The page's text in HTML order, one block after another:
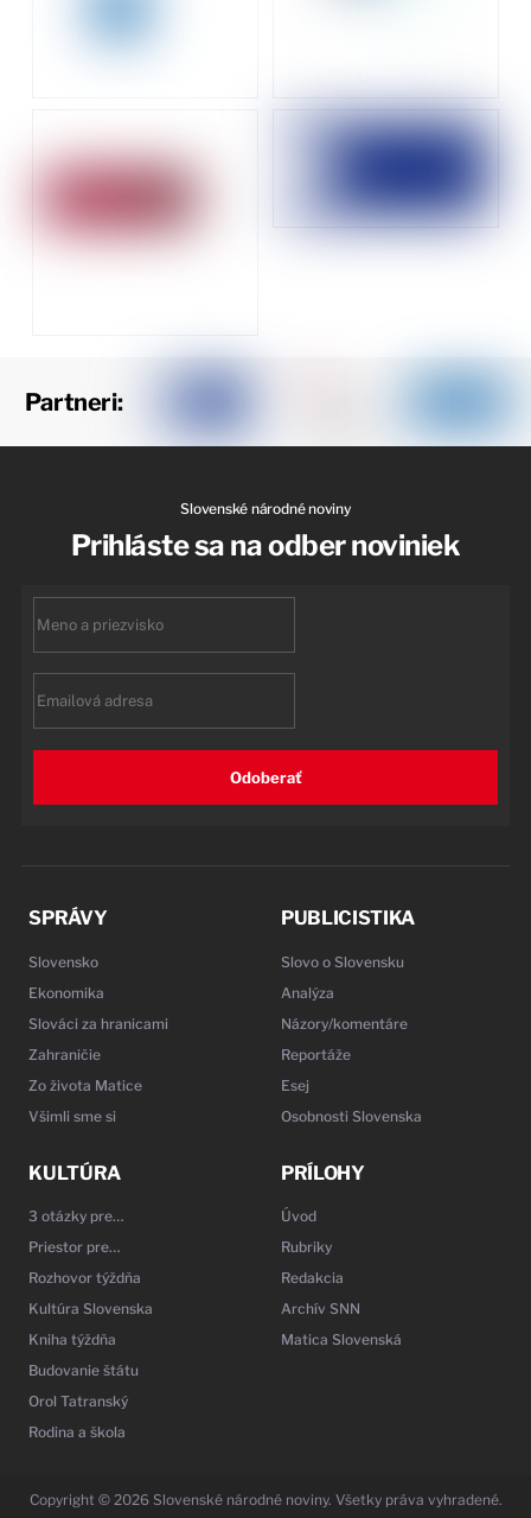
Partneri:
Slovenské národné noviny
Prihláste sa na odber noviniek
Odoberať
SPRÁVY
Slovensko
Ekonomika
Slováci za hranicami
Zahraničie
Zo života Matice
Všimli sme si
PUBLICISTIKA
Slovo o Slovensku
Analýza
Názory/komentáre
Reportáže
Esej
Osobnosti Slovenska
KULTÚRA
3 otázky pre…
Priestor pre…
Rozhovor týždňa
Kultúra Slovenska
Kniha týždňa
Budovanie štátu
Orol Tatranský
Rodina a škola
PRÍLOHY
Úvod
Rubriky
Redakcia
Archív SNN
Matica Slovenská
Copyright © 2026 Slovenské národné noviny. Všetky práva vyhradené.